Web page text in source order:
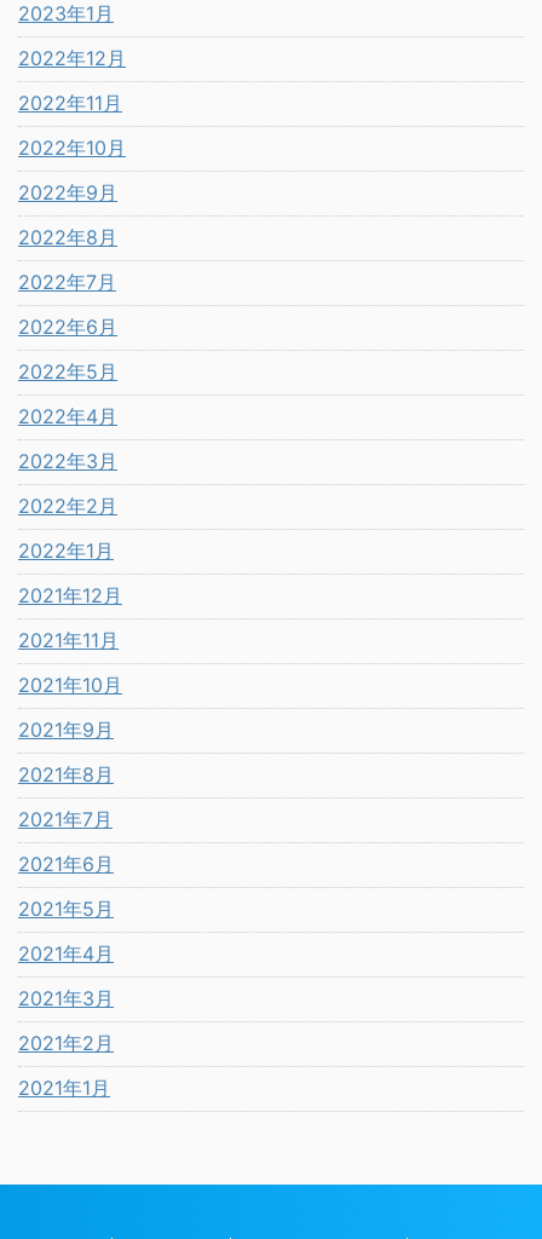
2023年1月
2022年12月
2022年11月
2022年10月
2022年9月
2022年8月
2022年7月
2022年6月
2022年5月
2022年4月
2022年3月
2022年2月
2022年1月
2021年12月
2021年11月
2021年10月
2021年9月
2021年8月
2021年7月
2021年6月
2021年5月
2021年4月
2021年3月
2021年2月
2021年1月